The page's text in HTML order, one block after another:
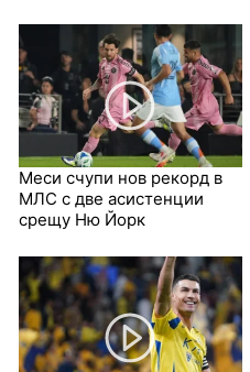
Меси счупи нов рекорд в
МЛС с две асистенции
срещу Ню Йорк